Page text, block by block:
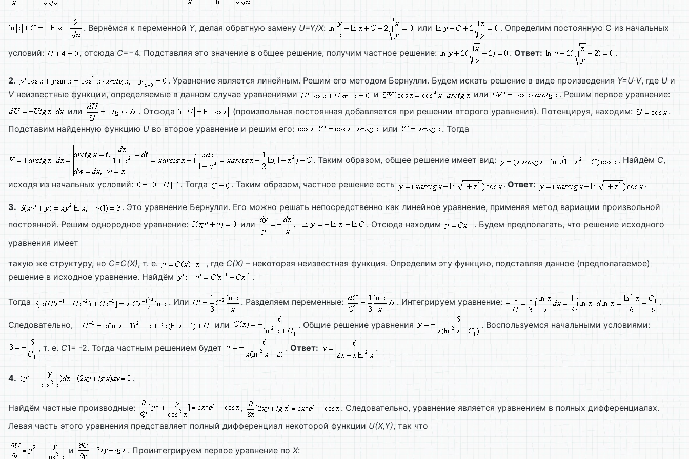
. Вернёмся к переменной Y, делая обратную замену U=Y/X: или . Определим постоянную С из начальных
условий: , отсюда C=−4. Подставляя это значение в общее решение, получим частное решение: . Ответ: .
2. . Уравнение является линейным. Решим его методом Бернулли. Будем искать решение в виде произведения Y=U∙V, где U и
Vнеизвестные функции, определяемые в данном случае уравнениями и или
. Решим первое уравнение:
или
. Отсюда (произвольная постоянная добавляется при решении второго уравнения). Потенцируя, находим:
.
Подставим найденную функцию U во второе уравнение и решим его: или . Тогда
. Таким образом, общее решение имеет вид: . Найдём C,
исходя из начальных условий: . Тогда . Таким образом, частное решение есть . Ответ: .
3.
. Это уравнение Бернулли. Его можно решать непосредственно как линейное уравнение, применяя метод вариации произвольной
постоянной. Решим однородное уравнение:
или . Отсюда находим
. Будем предполагать, что решение исходного
уравнения имеет
такую же структуру, но C=C(X), т. е. , где C(X) – некоторая неизвестная функция. Определим эту функцию, подставляя данное (предполагаемое)
решение в исходное уравнение. Найдём
.
Тогда . Или . Разделяем переменные: . Интегрируем уравнение: .
Следовательно, или . Общие решение уравнения . Воспользуемся начальными условиями:
, т. е. C1= -2. Тогда частным решением будет . Ответ: .
4. .
Найдём частные производные: ,
. Следовательно, уравнение является уравнением в полных дифференциалах.
Левая часть этого уравнения представляет полный дифференциал некоторой функции U(X,Y), так что
и . Проинтегрируем первое уравнение по X: